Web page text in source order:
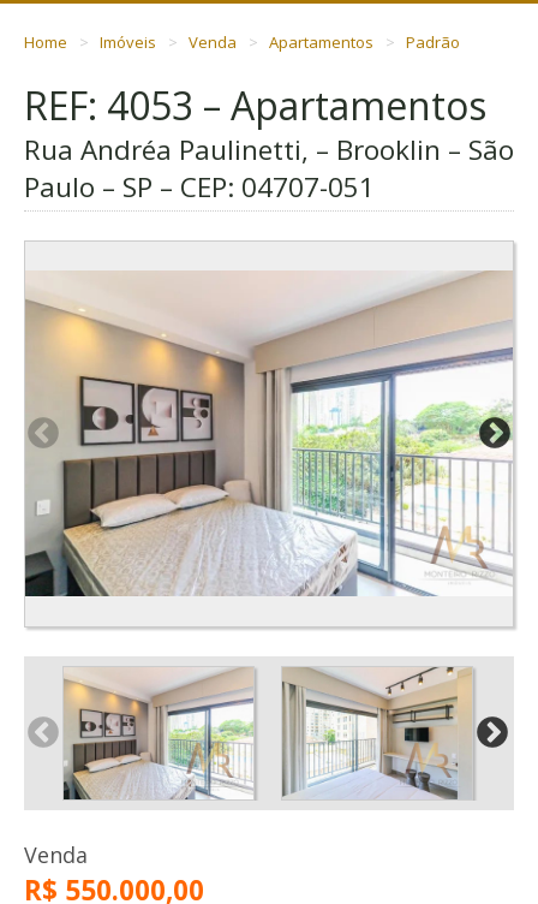
Home Imóveis Venda Apartamentos Padrão
REF: 4053 – Apartamentos
Rua Andréa Paulinetti, – Brooklin – São
Paulo – SP – CEP: 04707-051
Venda
R$ 550.000,00